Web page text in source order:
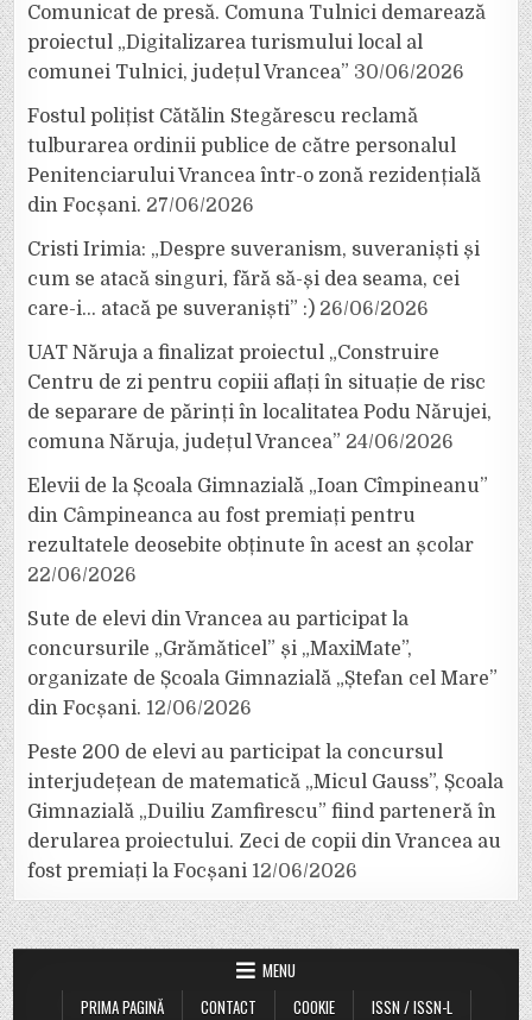
Comunicat de presă. Comuna Tulnici demarează
proiectul „Digitalizarea turismului local al
comunei Tulnici, județul Vrancea” 30/06/2026
Fostul polițist Cătălin Stegărescu reclamă
tulburarea ordinii publice de către personalul
Penitenciarului Vrancea într-o zonă rezidențială
din Focșani. 27/06/2026
Cristi Irimia: „Despre suveranism, suveraniști și
cum se atacă singuri, fără să-și dea seama, cei
care-i… atacă pe suveraniști” :) 26/06/2026
UAT Năruja a finalizat proiectul „Construire
Centru de zi pentru copiii aflați în situație de risc
de separare de părinți în localitatea Podu Nărujei,
comuna Năruja, județul Vrancea” 24/06/2026
Elevii de la Școala Gimnazială „Ioan Cîmpineanu”
din Câmpineanca au fost premiați pentru
rezultatele deosebite obținute în acest an școlar
22/06/2026
Sute de elevi din Vrancea au participat la
concursurile „Grămăticel” și „MaxiMate”,
organizate de Școala Gimnazială „Ștefan cel Mare”
din Focșani. 12/06/2026
Peste 200 de elevi au participat la concursul
interjudețean de matematică „Micul Gauss”, Școala
Gimnazială „Duiliu Zamfirescu” fiind parteneră în
derularea proiectului. Zeci de copii din Vrancea au
fost premiați la Focșani 12/06/2026
MENU
PRIMA PAGINĂ
CONTACT COOKIE
ISSN / ISSN-L